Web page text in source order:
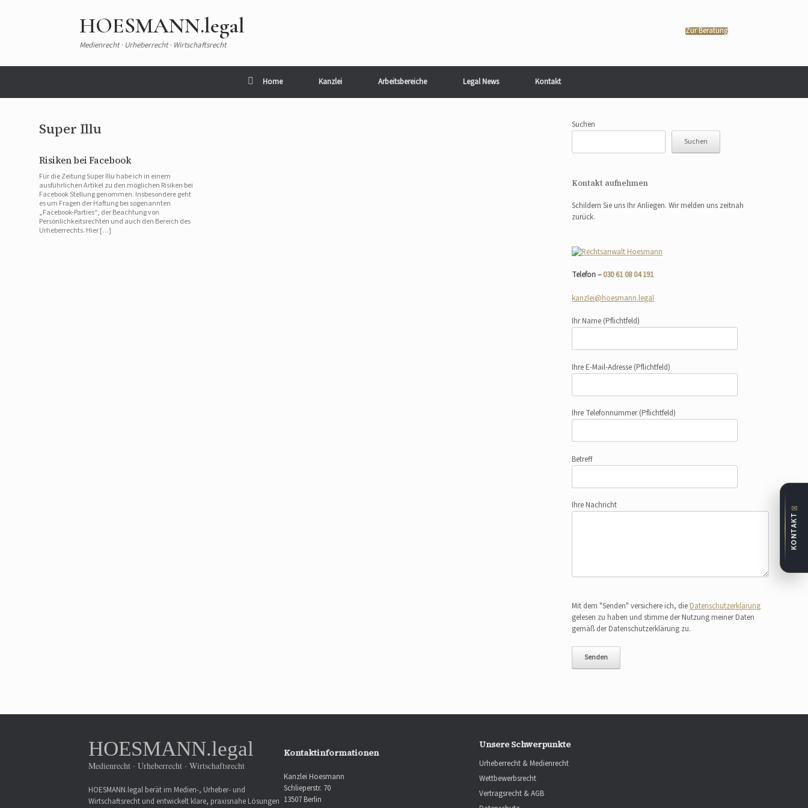
HOESMANN.legal
Medienrecht · Urheberrecht · Wirtschaftsrecht
Zur Beratung
Home Kanzlei Arbeitsbereiche Legal News Kontakt
Super Illu
Risiken bei Facebook
Für die Zeitung Super Illu habe ich in einem
ausführlichen Artikel zu den möglichen Risiken bei
Facebook Stellung genommen. Insbesondere geht
es um Fragen der Haftung bei sogenannten
„Facebook-Parties“, der Beachtung von
Persönlichkeitsrechten und auch den Bereich des
Urheberrechts. Hier […]
Suchen
Suchen
Kontakt aufnehmen
Schildern Sie uns Ihr Anliegen. Wir melden uns zeitnah
zurück.
Telefon –030 61 08 04 191
kanzlei@hoesmann.legal
Ihr Name (Pflichtfeld)
Ihre E-Mail-Adresse (Pflichtfeld)
Ihre Telefonnummer(Pflichtfeld)
Betreff
Ihre Nachricht
Mit dem "Senden" versichere ich, die Datenschutzerklärung
gelesen zu haben und stimme der Nutzung meiner Daten
gemäß der Datenschutzerklärung zu.
HOESMANN.legal
Medienrecht · Urheberrecht · Wirtschaftsrecht
HOESMANN.legal berät im Medien-, Urheber- und
Wirtschaftsrecht und entwickelt klare, praxisnahe Lösungen
Kontaktinformationen
Kanzlei Hoesmann
Schlieperstr. 70
13507 Berlin
Unsere Schwerpunkte
Urheberrecht & Medienrecht
Wettbewerbsrecht
Vertragsrecht & AGB
✉
KONTAKT